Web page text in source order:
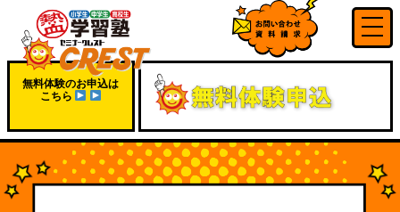
無料体験のお申込は
こちら